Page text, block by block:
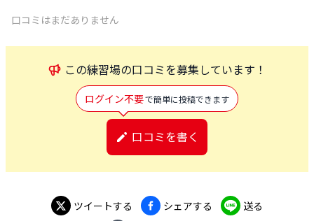
口コミはまだありません
この練習場の口コミを募集しています！
ログイン不要で簡単に投稿できます
口コミを書く
ツイートする シェアする
送る